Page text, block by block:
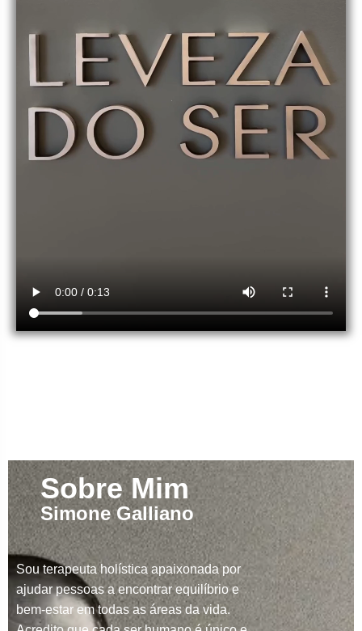
Sobre Mim
Simone Galliano
Sou terapeuta holística apaixonada por
ajudar pessoas a encontrar equilíbrio e
bem-estar em todas as áreas da vida.